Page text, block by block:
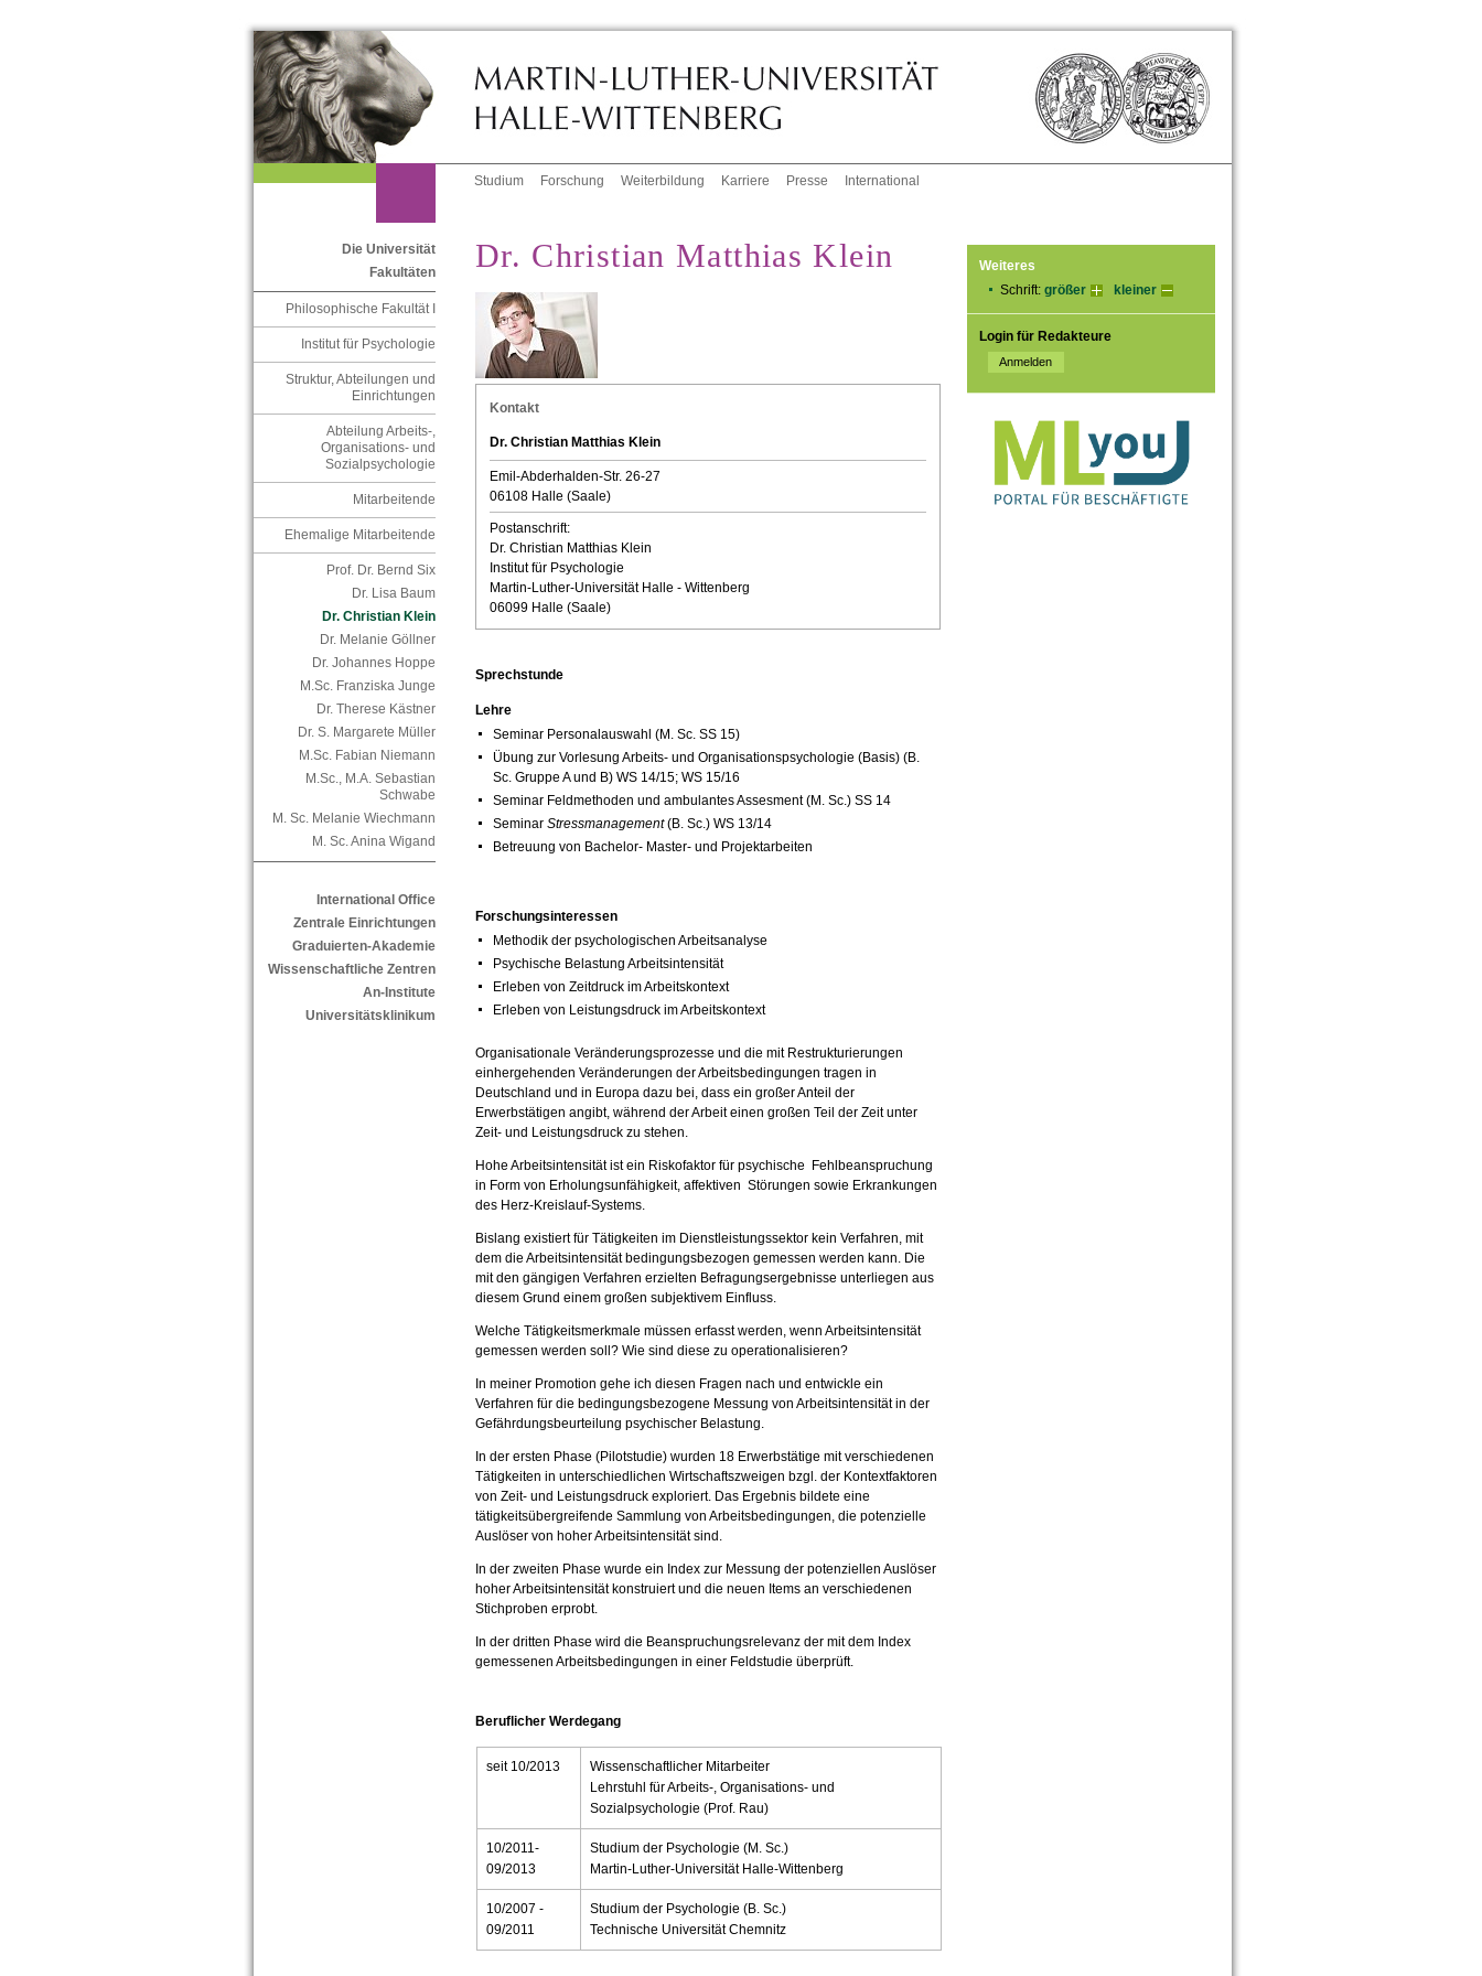
Studium Forschung Weiterbildung Karriere Presse International
Die Universität
Fakultäten
Philosophische Fakultät I
Institut für Psychologie
Struktur, Abteilungen und
Einrichtungen
Abteilung Arbeits-,
Organisations- und
Sozialpsychologie
Mitarbeitende
Ehemalige Mitarbeitende
Prof. Dr. Bernd Six
Dr. Lisa Baum
Dr. Christian Klein
Dr. Melanie Göllner
Dr. Johannes Hoppe
M.Sc. Franziska Junge
Dr. Therese Kästner
Dr. S. Margarete Müller
M.Sc. Fabian Niemann
M.Sc., M.A. Sebastian
Schwabe
M. Sc. Melanie Wiechmann
M. Sc. Anina Wigand
International Office
Zentrale Einrichtungen
Graduierten-Akademie
Wissenschaftliche Zentren
An-Institute
Universitätsklinikum
Weiteres
Schrift: größer kleiner
Login für Redakteure
Dr. Christian Matthias Klein
Kontakt
Dr. Christian Matthias Klein
Emil-Abderhalden-Str. 26-27
06108 Halle (Saale)
Postanschrift:
Dr. Christian Matthias Klein
Institut für Psychologie
Martin-Luther-Universität Halle - Wittenberg
06099 Halle (Saale)
Sprechstunde
Lehre
Seminar Personalauswahl (M. Sc. SS 15)
Übung zur Vorlesung Arbeits- und Organisationspsychologie (Basis) (B.
Sc. Gruppe A und B) WS 14/15; WS 15/16
Seminar Feldmethoden und ambulantes Assesment (M. Sc.) SS 14
SeminarStressmanagement(B. Sc.) WS 13/14
Betreuung von Bachelor- Master- und Projektarbeiten
Forschungsinteressen
Methodik der psychologischen Arbeitsanalyse
Psychische Belastung Arbeitsintensität
Erleben von Zeitdruck im Arbeitskontext
Erleben von Leistungsdruck im Arbeitskontext
Organisationale Veränderungsprozesse und die mit Restrukturierungen
einhergehenden Veränderungen der Arbeitsbedingungen tragen in
Deutschland und in Europa dazu bei, dass ein großer Anteil der
Erwerbstätigen angibt, während der Arbeit einen großen Teil der Zeit unter
Zeit- und Leistungsdruck zu stehen.
Hohe Arbeitsintensität ist ein Riskofaktor für psychische Fehlbeanspruchung
in Form von Erholungsunfähigkeit, affektiven Störungen sowie Erkrankungen
des Herz-Kreislauf-Systems.
Bislang existiert für Tätigkeiten im Dienstleistungssektor kein Verfahren, mit
dem die Arbeitsintensität bedingungsbezogen gemessen werden kann. Die
mit den gängigen Verfahren erzielten Befragungsergebnisse unterliegen aus
diesem Grund einem großen subjektivem Einfluss.
Welche Tätigkeitsmerkmale müssen erfasst werden, wenn Arbeitsintensität
gemessen werden soll? Wie sind diese zu operationalisieren?
In meiner Promotion gehe ich diesen Fragen nach und entwickle ein
Verfahren für die bedingungsbezogene Messung von Arbeitsintensität in der
Gefährdungsbeurteilung psychischer Belastung.
In der ersten Phase (Pilotstudie) wurden 18 Erwerbstätige mit verschiedenen
Tätigkeiten in unterschiedlichen Wirtschaftszweigen bzgl. der Kontextfaktoren
von Zeit- und Leistungsdruck exploriert. Das Ergebnis bildete eine
tätigkeitsübergreifende Sammlung von Arbeitsbedingungen, die potenzielle
Auslöser von hoher Arbeitsintensität sind.
In der zweiten Phase wurde ein Index zur Messung der potenziellen Auslöser
hoher Arbeitsintensität konstruiert und die neuen Items an verschiedenen
Stichproben erprobt.
In der dritten Phase wird die Beanspruchungsrelevanz der mit dem Index
gemessenen Arbeitsbedingungen in einer Feldstudie überprüft.
Beruflicher Werdegang
seit 10/2013
Wissenschaftlicher Mitarbeiter
Lehrstuhl für Arbeits-, Organisations- und
Sozialpsychologie (Prof. Rau)
10/2011-
09/2013
Studium der Psychologie (M. Sc.)
Martin-Luther-Universität Halle-Wittenberg
10/2007 -
09/2011
Studium der Psychologie (B. Sc.)
Technische Universität Chemnitz